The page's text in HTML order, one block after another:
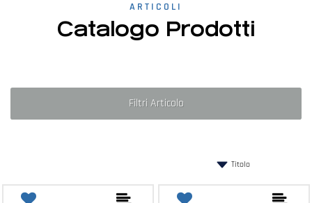
ARTICOLI
Catalogo Prodotti
Filtri Articolo